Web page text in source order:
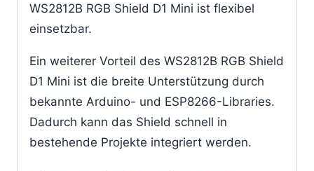
WS2812B RGB Shield D1 Mini ist flexibel
einsetzbar.
Ein weiterer Vorteil des WS2812B RGB Shield
D1 Mini ist die breite Unterstützung durch
bekannte Arduino- und ESP8266-Libraries.
Dadurch kann das Shield schnell in
bestehende Projekte integriert werden.